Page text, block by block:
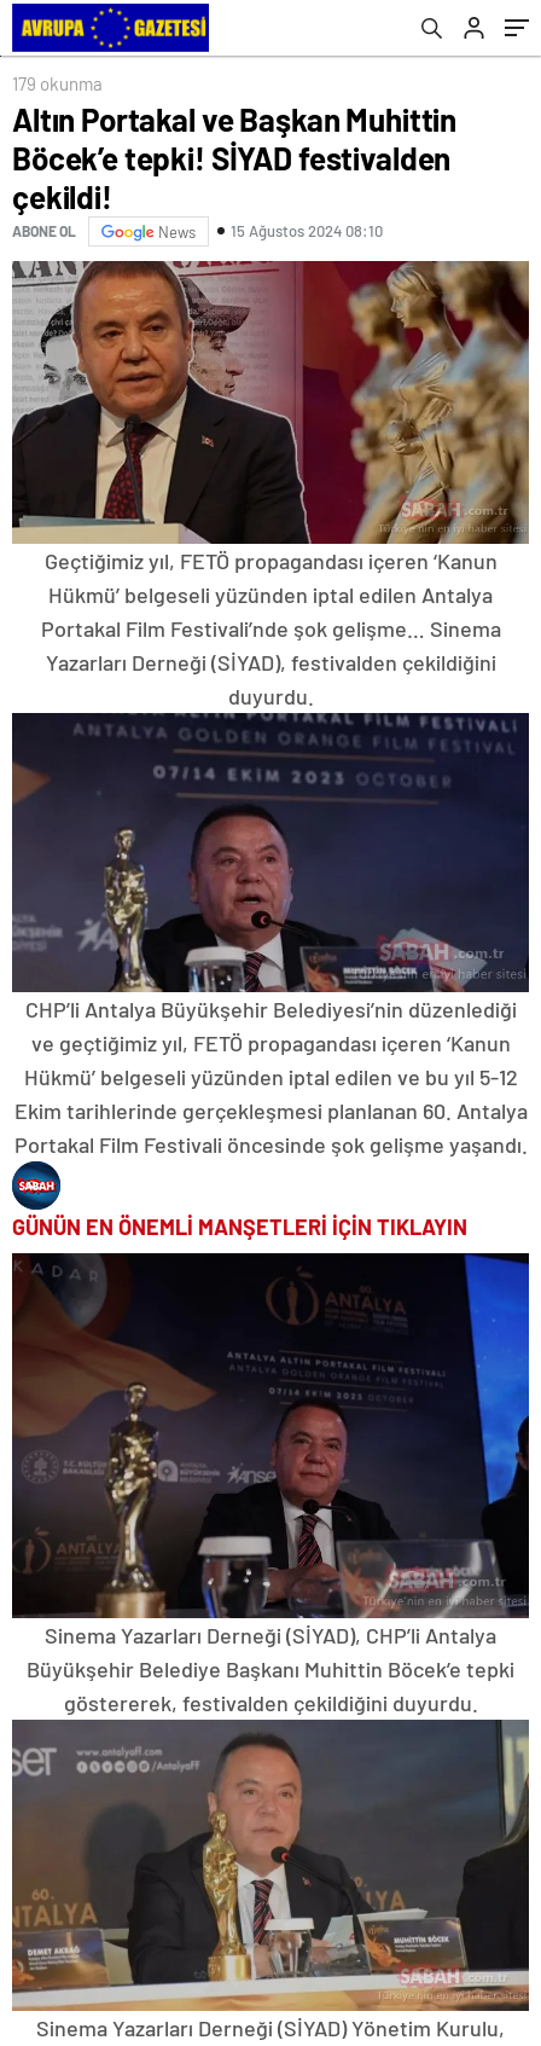
179 okunma
Altın Portakal ve Başkan Muhittin
Böcek’e tepki! SİYAD festivalden
çekildi!
ABONE OL News 15 Ağustos 2024 08:10
Geçtiğimiz yıl, FETÖ propagandası içeren ‘Kanun
Hükmü’ belgeseli yüzünden iptal edilen Antalya
Portakal Film Festivali’nde şok gelişme… Sinema
Yazarları Derneği (SİYAD), festivalden çekildiğini
duyurdu.
CHP’li Antalya Büyükşehir Belediyesi’nin düzenlediği
ve geçtiğimiz yıl, FETÖ propagandası içeren ‘Kanun
Hükmü’ belgeseli yüzünden iptal edilen ve bu yıl 5-12
Ekim tarihlerinde gerçekleşmesi planlanan 60. Antalya
Portakal Film Festivali öncesinde şok gelişme yaşandı.
GÜNÜN EN ÖNEMLİ MANŞETLERİ İÇİN TIKLAYIN
Sinema Yazarları Derneği (SİYAD), CHP’li Antalya
Büyükşehir Belediye Başkanı Muhittin Böcek’e tepki
göstererek, festivalden çekildiğini duyurdu.
Sinema Yazarları Derneği (SİYAD) Yönetim Kurulu,
belgelendi!